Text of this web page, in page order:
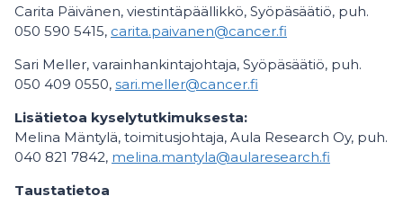
Carita Päivänen, viestintäpäällikkö, Syöpäsäätiö, puh.
050 590 5415, carita.paivanen@cancer.fi
Sari Meller, varainhankintajohtaja, Syöpäsäätiö, puh.
050 409 0550, sari.meller@cancer.fi
Lisätietoa kyselytutkimuksesta:
Melina Mäntylä, toimitusjohtaja, Aula Research Oy, puh.
040 821 7842, melina.mantyla@aularesearch.fi
Taustatietoa